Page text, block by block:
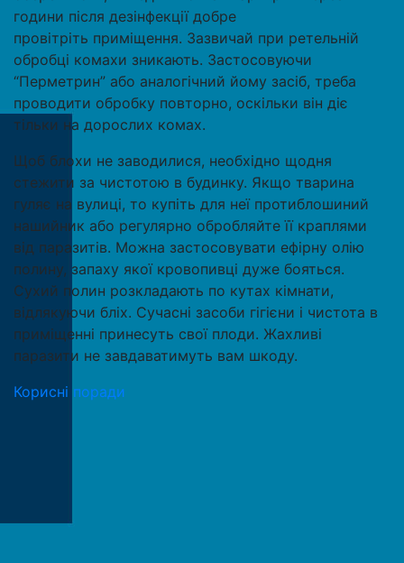
години після дезінфекції добре
провітріть приміщення. Зазвичай при ретельній
обробці комахи зникають. Застосовуючи
“Перметрин” або аналогічний йому засіб, треба
проводити обробку повторно, оскільки він діє
тільки на дорослих комах.
Щоб блохи не заводилися, необхідно щодня
стежити за чистотою в будинку. Якщо тварина
гуляє на вулиці, то купіть для неї протиблошиний
нашийник або регулярно обробляйте її краплями
від паразитів. Можна застосовувати ефірну олію
полину, запаху якої кровопивці дуже бояться.
Сухий полин розкладають по кутах кімнати,
відлякуючи бліх. Сучасні засоби гігієни і чистота в
приміщенні принесуть свої плоди. Жахливі
паразити не завдаватимуть вам шкоду.
Корисні поради